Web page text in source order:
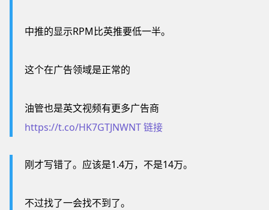
中推的显示RPM比英推要低一半。
这个在广告领域是正常的
油管也是英文视频有更多广告商
https://t.co/HK7GTJNWNT链接
刚才写错了。应该是1.4万，不是14万。
不过找了一会找不到了。